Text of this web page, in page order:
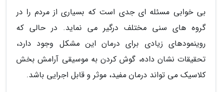
بی خوابی مسئله ای جدی است که بسیاری از مردم را در
گروه های سنی مختلف درگیر می نماید. در حالی که
روینمودهای زیادی برای درمان این مشکل وجود دارد،
تحقیقات نشان داده، گوش کردن به موسیقی آرامش بخش
کلاسیک می تواند درمان مفید، موثر و قابل اجرایی باشد.